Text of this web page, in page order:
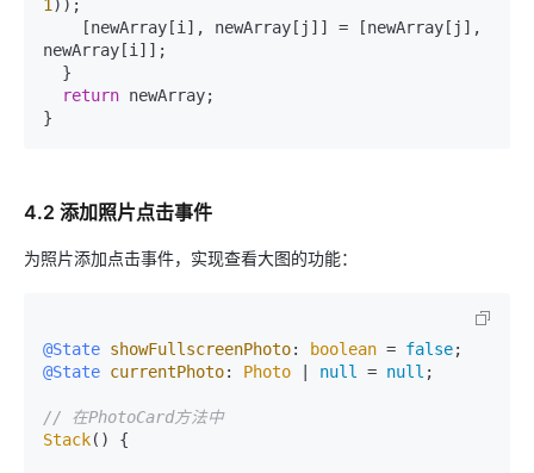
1 ));
newArray[i]];
return newArray;
4.2 添加照片点击事件
为照片添加点击事件，实现查看大图的功能：
@State showFullscreenPhoto: boolean = false
@State currentPhoto: Photo | null = null ;
// 在PhotoCard方法中
Stack() {